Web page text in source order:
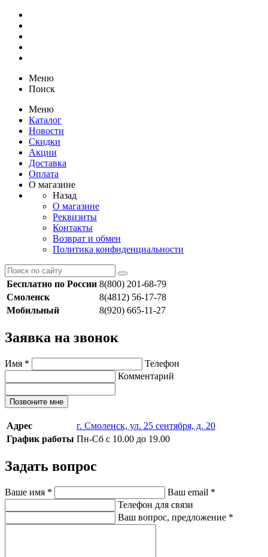
Меню
Поиск
Меню
Каталог
Новости
Скидки
Акции
Доставка
Оплата
О магазине
Назад
О магазине
Реквизиты
Контакты
Возврат и обмен
Политика конфиденциальности
Бесплатно по России 8(800) 201-68-79
Смоленск
8(4812) 56-17-78
Мобильный
8(920) 665-11-27
Заявка на звонок
Имя *
Телефон
Комментарий
Позвоните мне
Адрес
г. Смоленск, ул. 25 сентября, д. 20
График работы Пн-Сб с 10.00 до 19.00
Задать вопрос
Ваше имя * Ваш email *
Телефон для связи
Ваш вопрос, предложение *